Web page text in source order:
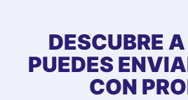
DESCUBRE
PUEDES
CON